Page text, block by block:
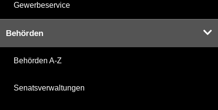
Gewerbeservice
Behörden
Behörden A-Z
Senatsverwaltungen